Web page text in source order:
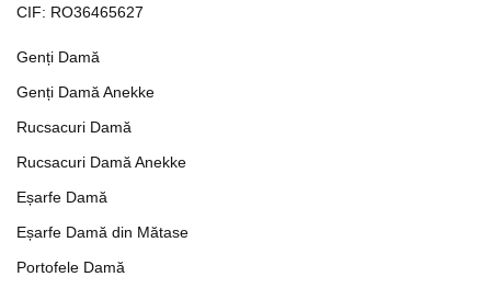
CIF: RO36465627
Genți Damă
Genți Damă Anekke
Rucsacuri Damă
Rucsacuri Damă Anekke
Eșarfe Damă
Eșarfe Damă din Mătase
Portofele Damă